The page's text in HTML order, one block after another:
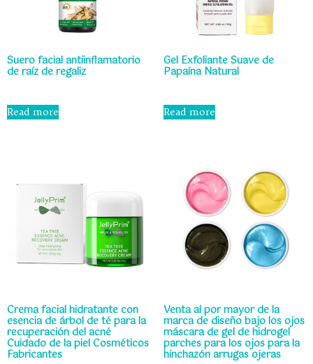
Suero facial antiinflamatorio
de raíz de regaliz
0
out
Read more
Gel Exfoliante Suave de
Papaína Natural
0
out
Read more
Crema facial hidratante con
esencia de árbol de té para la
recuperación del acné
Cuidado de la piel Cosméticos
Fabricantes
Venta al por mayor de la
marca de diseño bajo los ojos
máscara de gel de hidrogel
parches para los ojos para la
hinchazón arrugas ojeras